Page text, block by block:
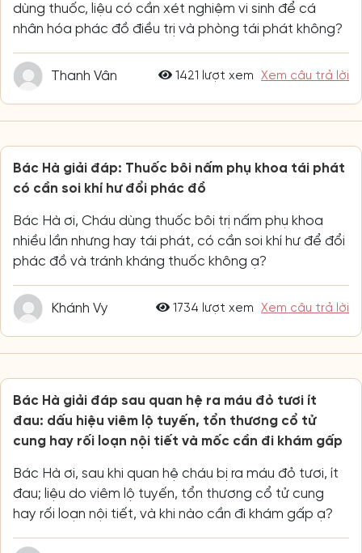
dùng thuốc, liệu có cần xét nghiệm vi sinh để cá
nhân hóa phác đồ điều trị và phòng tái phát không?
Thanh Vân 1421 lượt xem Xem câu trả lời
Bác Hà giải đáp: Thuốc bôi nấm phụ khoa tái phát
có cần soi khí hư đổi phác đồ
Bác Hà ơi, Cháu dùng thuốc bôi trị nấm phụ khoa
nhiều lần nhưng hay tái phát, có cần soi khí hư để đổi
phác đồ và tránh kháng thuốc không ạ?
Khánh Vy 1734 lượt xem Xem câu trả lời
Bác Hà giải đáp sau quan hệ ra máu đỏ tươi ít
đau: dấu hiệu viêm lộ tuyến, tổn thương cổ tử
cung hay rối loạn nội tiết và mốc cần đi khám gấp
Bác Hà ơi, sau khi quan hệ cháu bị ra máu đỏ tươi, ít
đau; liệu do viêm lộ tuyến, tổn thương cổ tử cung
hay rối loạn nội tiết, và khi nào cần đi khám gấp ạ?